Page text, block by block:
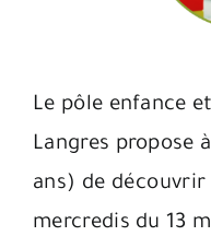
Le pôle enfance
Langres propose
ans) de découvrir
mercredis du 13